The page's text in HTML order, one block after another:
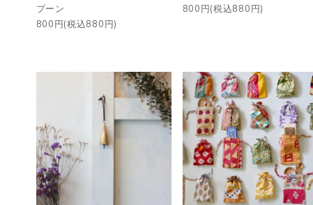
プーン
800円(税込880円)
800円(税込880円)